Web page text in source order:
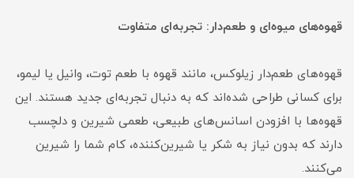
قهوه‌های میوه‌ای و طعم‌دار: تجربه‌ای متفاوت
قهوه‌های طعم‌دار زیلوکس، مانند قهوه با طعم توت، وانیل یا لیمو،
برای کسانی طراحی شده‌اند که به دنبال تجربه‌ای جدید هستند. این
قهوه‌ها با افزودن اسانس‌های طبیعی، طعمی شیرین و دلچسب
دارند که بدون نیاز به شکر یا شیرین‌کننده، کام شما را شیرین
می‌کنند.